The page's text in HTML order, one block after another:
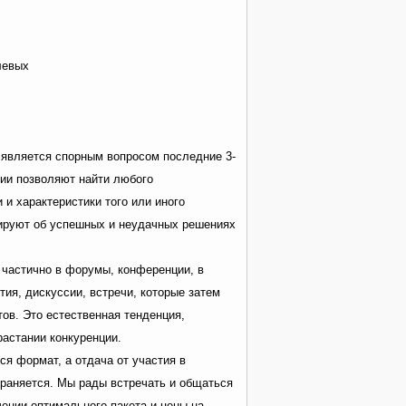
спорным вопросом последние 3-
позволяют найти любого
характеристики того или иного
об успешных и неудачных решениях
в форумы, конференции, в
дискуссии, встречи, которые затем
Это естественная тенденция,
конкуренции.
формат, а отдача от участия в
Мы рады встречать и общаться